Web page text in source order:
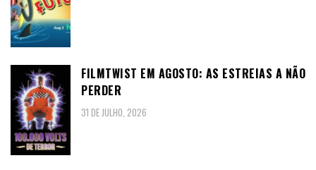
FILMTWIST EM AGOSTO: AS ESTREIAS A NÃO
PERDER
31 DE JULHO, 2026